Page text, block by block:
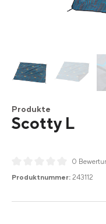
Produkte
Scotty L
0
Produktnummer: 243112